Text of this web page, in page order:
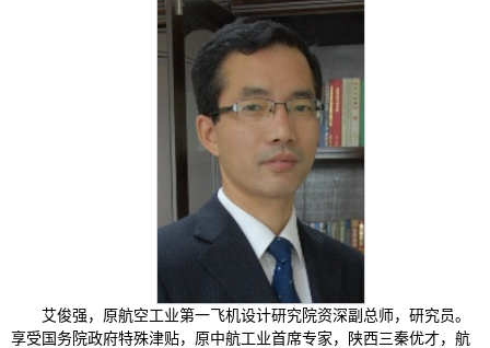
艾俊强，原航空工业第一飞机设计研究院资深副总师，研究员。
享受国务院政府特殊津贴，原中航工业首席专家，陕西三秦优才，航